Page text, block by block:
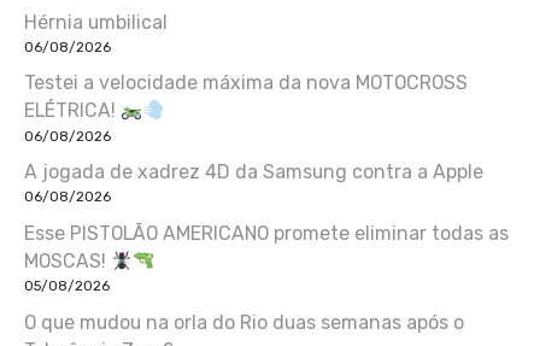
Hérnia umbilical
06/08/2026
Testei a velocidade máxima da nova MOTOCROSS
ELÉTRICA!
06/08/2026
A jogada de xadrez 4D da Samsung contra a Apple
06/08/2026
Esse PISTOLÃO AMERICANO promete eliminar todas as
MOSCAS!
05/08/2026
O que mudou na orla do Rio duas semanas após o